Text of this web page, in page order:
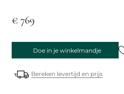
€ 769
Doe in je winkelmandje
Bereken levertijd en prijs